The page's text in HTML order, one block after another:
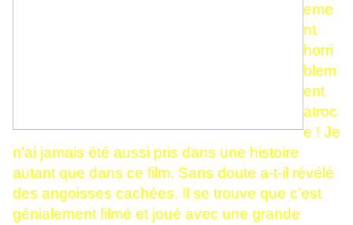
eme
nt
horri
blem
ent
atroc
e ! Je
n'ai jamais été aussi pris dans une histoire
autant que dans ce film. Sans doute a-t-il révélé
des angoisses cachées. Il se trouve que c'est
génialement filmé et joué avec une grande